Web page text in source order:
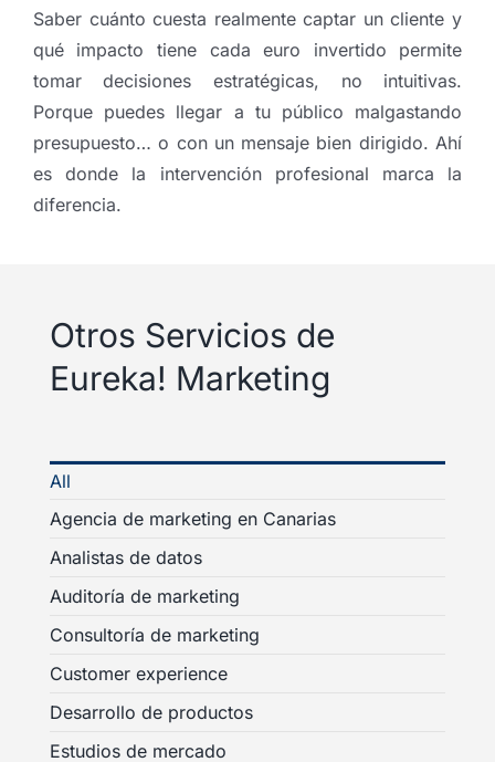
Saber cuánto cuesta realmente captar un cliente y
qué impacto tiene cada euro invertido permite
tomar decisiones estratégicas, no intuitivas.
Porque puedes llegar a tu público malgastando
presupuesto… o con un mensaje bien dirigido. Ahí
es donde la intervención profesional marca la
diferencia.
Otros Servicios de
Eureka! Marketing
All
Agencia de marketing en Canarias
Analistas de datos
Auditoría de marketing
Consultoría de marketing
Customer experience
Desarrollo de productos
Estudios de mercado